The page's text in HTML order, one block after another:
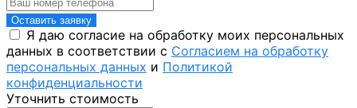
Оставить заявку
Я даю согласие на обработку моих персональных
данных в соответствии с Согласием на обработку
персональных данных и Политикой
конфиденциальности
Уточнить стоимость